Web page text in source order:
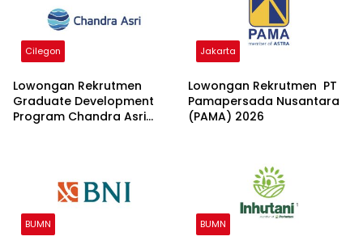
Cilegon
Lowongan Rekrutmen
Graduate Development
Program Chandra Asri
Jakarta
Lowongan Rekrutmen PT
Pamapersada Nusantara
(PAMA) 2026
BUMN BUMN